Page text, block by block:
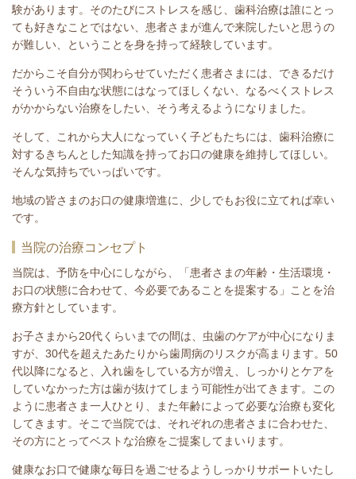
験があります。そのたびにストレスを感じ、歯科治療は誰にとっ
ても好きなことではない、患者さまが進んで来院したいと思うの
が難しい、ということを身を持って経験しています。
だからこそ自分が関わらせていただく患者さまには、できるだけ
そういう不自由な状態にはなってほしくない、なるべくストレス
がかからない治療をしたい、そう考えるようになりました。
そして、これから大人になっていく子どもたちには、歯科治療に
対するきちんとした知識を持ってお口の健康を維持してほしい。
そんな気持ちでいっぱいです。
地域の皆さまのお口の健康増進に、少しでもお役に立てれば幸い
です。
当院の治療コンセプト
当院は、予防を中心にしながら、「患者さまの年齢・生活環境・
お口の状態に合わせて、今必要であることを提案する」ことを治
療方針としています。
お子さまから20代くらいまでの間は、虫歯のケアが中心になりま
すが、30代を超えたあたりから歯周病のリスクが高まります。50
代以降になると、入れ歯をしている方が増え、しっかりとケアを
していなかった方は歯が抜けてしまう可能性が出てきます。この
ように患者さま一人ひとり、また年齢によって必要な治療も変化
してきます。そこで当院では、それぞれの患者さまに合わせた、
その方にとってベストな治療をご提案してまいります。
健康なお口で健康な毎日を過ごせるようしっかりサポートいたし